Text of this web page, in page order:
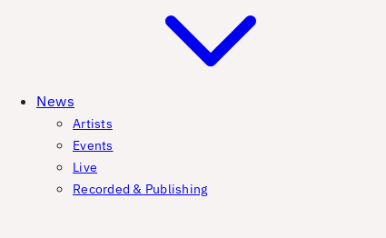
News
Artists
Events
Live
Recorded & Publishing